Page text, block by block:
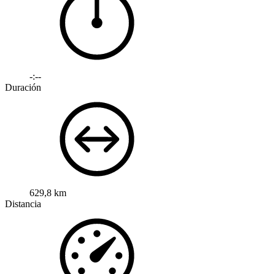
-:--
Duración
629,8 km
Distancia